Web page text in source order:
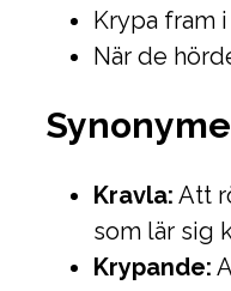
Krypa fram
När de
Kravla: Att
som lär sig
Krypande: